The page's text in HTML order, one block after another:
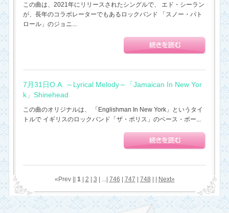
この曲は、2021年にリリースされたシングルで、 エド・シーラン
が、長年のコラボレーターでもあるロックバンド 「スノー・パト
ロール」のジョニ...
7月31日O.A. ～Lyrical Melody～「Jamaican In New Yor
k」Shinehead
この曲のオリジナルは、 「Englishman In New York」というタイ
トルで イギリスのロックバンド「ザ・ポリス」のベース・ボー...
«Prev || 1| 2 3 | ...| 746 747 748 Next»